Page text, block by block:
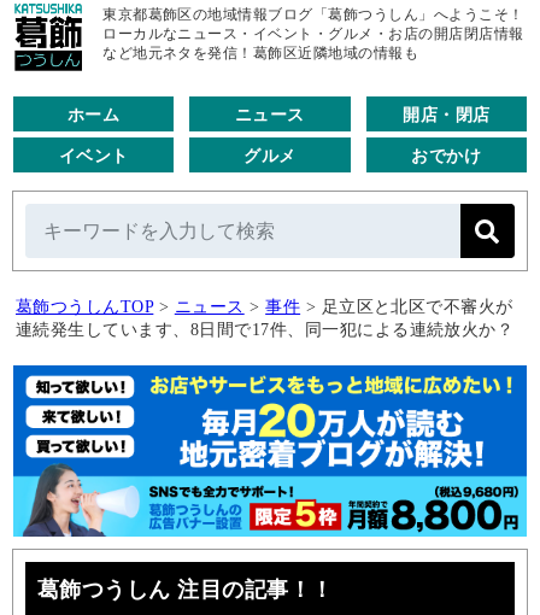
東京都葛飾区の地域情報ブログ「葛飾つうしん」へようこそ！
ローカルなニュース・イベント・グルメ・お店の開店閉店情報
など地元ネタを発信！葛飾区近隣地域の情報も
ホーム ニュース 開店・閉店
イベント グルメ おでかけ
葛飾つうしんTOP > ニュース > 事件 > 足立区と北区で不審火が
連続発生しています、8日間で17件、同一犯による連続放火か？
葛飾つうしん 注目の記事！！